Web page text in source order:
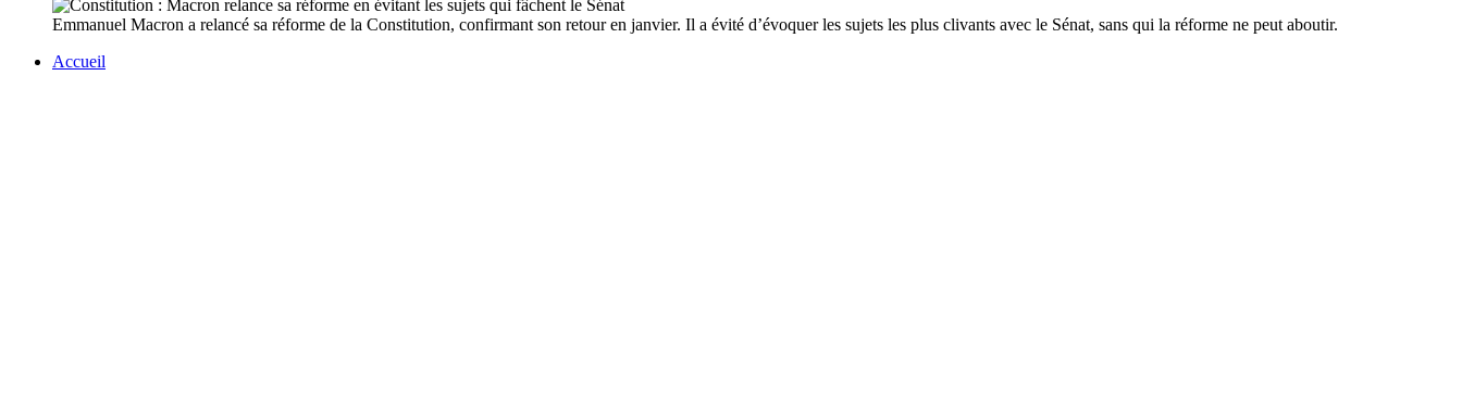
Emmanuel Macron a relancé sa réforme de la Constitution, confirmant son retour en janvier. Il a évité d’évoquer les sujets les plus clivants avec le Sénat, sans qui la réforme ne peut aboutir.
Accueil